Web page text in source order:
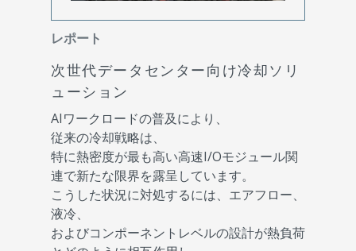
レポート
次世代データセンター向け冷却ソリ
ューション
AIワークロードの普及により、
従来の冷却戦略は、
特に熱密度が最も高い高速I/Oモジュール関
連で新たな限界を露呈しています。
こうした状況に対処するには、エアフロー、
液冷、
およびコンポーネントレベルの設計が熱負荷